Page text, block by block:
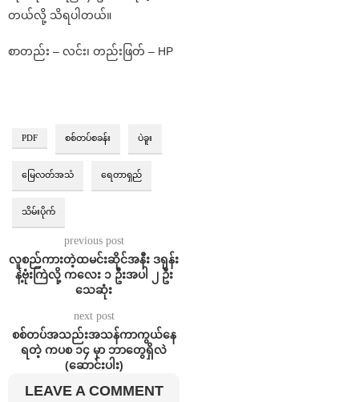
တယ်လို့ သိရပါတယ်။
စာတည်း – လင်း၊ တည်းဖြတ် – HP⁩
PDF စစ်တပ်စခန်း ပဲခူး
မြေလတ်အသံ ရေတာရှည်
သိမ်းပိုက်
previous post
လူစည်ကားတဲ့ထမင်းဆိုင်အနီး ဒရုန်း
နဲ့ဗုံးကြဲလို့ ကလေး ၁ ဦးအပါ ၂ ဦး
သေဆုံး
next post
စစ်တပ်အသည်းအသန်ကာကွယ်နေ
ရတဲ့ ကပစ ၁၄ မှာ ဘာတွေရှိလဲ
(ဆောင်းပါး)
LEAVE A COMMENT